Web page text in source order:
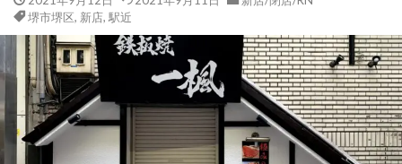
堺市堺区, 新店, 駅近